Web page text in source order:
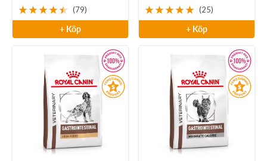
(79)
+ Köp
(25)
+ Köp